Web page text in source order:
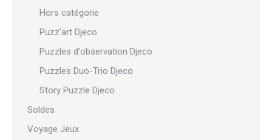
Hors catégorie
Puzz'art Djeco
Puzzles d'observation Djeco
Puzzles Duo-Trio Djeco
Story Puzzle Djeco
Soldes
Voyage Jeux